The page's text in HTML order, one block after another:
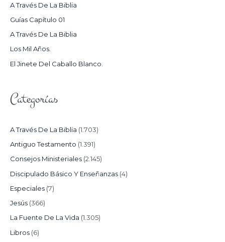
R
:
A Través De La Biblia
Guías Capítulo 01
A Través De La Biblia
Los Mil Años.
El Jinete Del Caballo Blanco.
Categorías
A Través De La Biblia (1.703)
Antiguo Testamento (1.391)
Consejos Ministeriales (2.145)
Discipulado Básico Y Enseñanzas (4)
Especiales (7)
Jesús (366)
La Fuente De La Vida (1.305)
Libros (6)